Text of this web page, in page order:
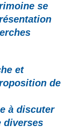
se
et
de
à discuter
diverses